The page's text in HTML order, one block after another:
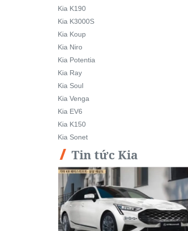
Kia K190
Kia K3000S
Kia Koup
Kia Niro
Kia Potentia
Kia Ray
Kia Soul
Kia Venga
Kia EV6
Kia K150
Kia Sonet
Tin tức Kia